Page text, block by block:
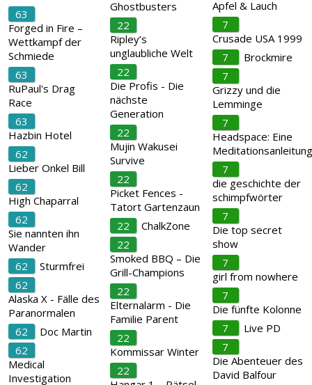
63
Forged in Fire –
Wettkampf der
Schmiede
63
RuPaul's Drag
Race
63
Hazbin Hotel
62
Lieber Onkel Bill
62
High Chaparral
62
Sie nannten ihn
Wander
62
Sturmfrei
62
Alaska X - Fälle des
Paranormalen
62
Doc Martin
62
Medical
Investigation
Ghostbusters
22
Ripley’s
unglaubliche Welt
22
Die Profis - Die
nächste
Generation
22
Mujin Wakusei
Survive
22
Picket Fences -
Tatort Gartenzaun
22
ChalkZone
22
Smoked BBQ – Die
Grill-Champions
22
Elternalarm - Die
Familie Parent
22
Kommissar Winter
22
Apfel & Lauch
7
Crusade USA 1999
7
Brockmire
7
Grizzy und die
Lemminge
7
Headspace: Eine
Meditationsanleitung
7
die geschichte der
schimpfwörter
7
Die top secret
show
7
girl from nowhere
7
Die fünfte Kolonne
7
Live PD
7
Die Abenteuer des
David Balfour